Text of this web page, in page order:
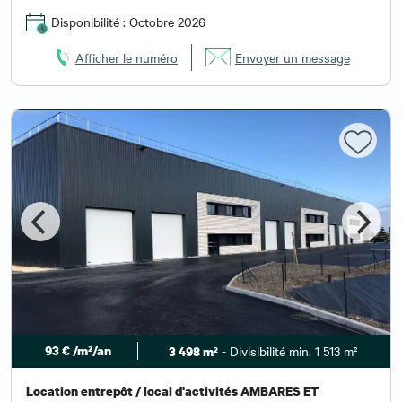
Disponibilité : Octobre 2026
Afficher le numéro Envoyer un message
93 € /m²/an 3 498 m² - Divisibilité min. 1 513 m²
Location entrepôt / local d'activités AMBARES ET